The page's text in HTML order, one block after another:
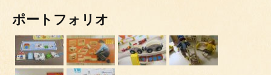
ポートフォリオ